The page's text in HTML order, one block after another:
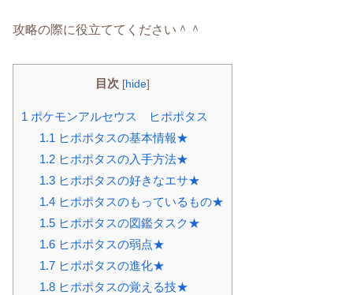
攻略の際に役立ててください＾＾
目次 [hide]
1 ポケモンアルセウス ヒポポタス
1.1 ヒポポタスの基本情報★
1.2ヒポポタスの入手方法★
1.3ヒポポタスの好きなエサ★
1.4ヒポポタスのもっているもの★
1.5ヒポポタスの図鑑タスク★
1.6ヒポポタスの弱点★
1.7ヒポポタスの進化★
1.8ヒポポタスの覚える技★